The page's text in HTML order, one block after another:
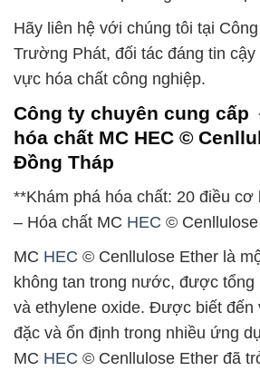
Hãy liên hệ với chúng tôi tại
Trường Phát, đối tác đáng tin
vực hóa chất công nghiệp.
Công ty chuyên cung
hóa chất MC HEC ©
Đồng Tháp
**Khám phá hóa chất: 20 điều cơ
– Hóa chất MC HEC ©
MC HEC © Cenllulose Ether là
không tan trong nước, được
và ethylene oxide. Được biết đến
đặc và ổn định trong nhiều ứng
MC HEC © Cenllulose Ether đã